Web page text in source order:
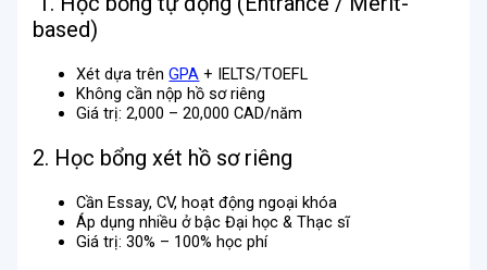
based)
Xét dựa trênGPA + IELTS/TOEFL
Không cần nộp hồ sơ riêng
Giá trị: 2,000 – 20,000 CAD/năm
2. Học bổng xét hồ sơ riêng
Cần Essay, CV, hoạt động ngoại khóa
Áp dụng nhiều ở bậc Đại học & Thạc sĩ
Giá trị: 30% – 100% học phí